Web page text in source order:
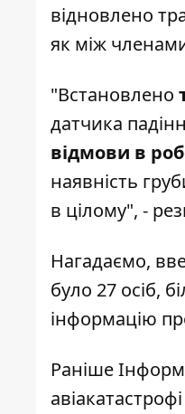
відновлено
як між
"Встановлено
датчика
відмови в
наявність
в цілому", -
Нагадаємо,
було 27 осіб,
інформацію
Раніше